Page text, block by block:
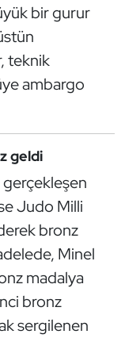
bir gurur
teknik
ambargo
geldi
gerçekleşen
Judo Milli
bronz
Minel
madalya
bronz
sergilenen